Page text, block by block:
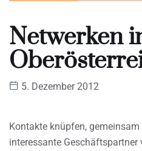
Netwerken
5. Dezember 2012
Kontakte knüpfen,
interessante Geschäftspartner